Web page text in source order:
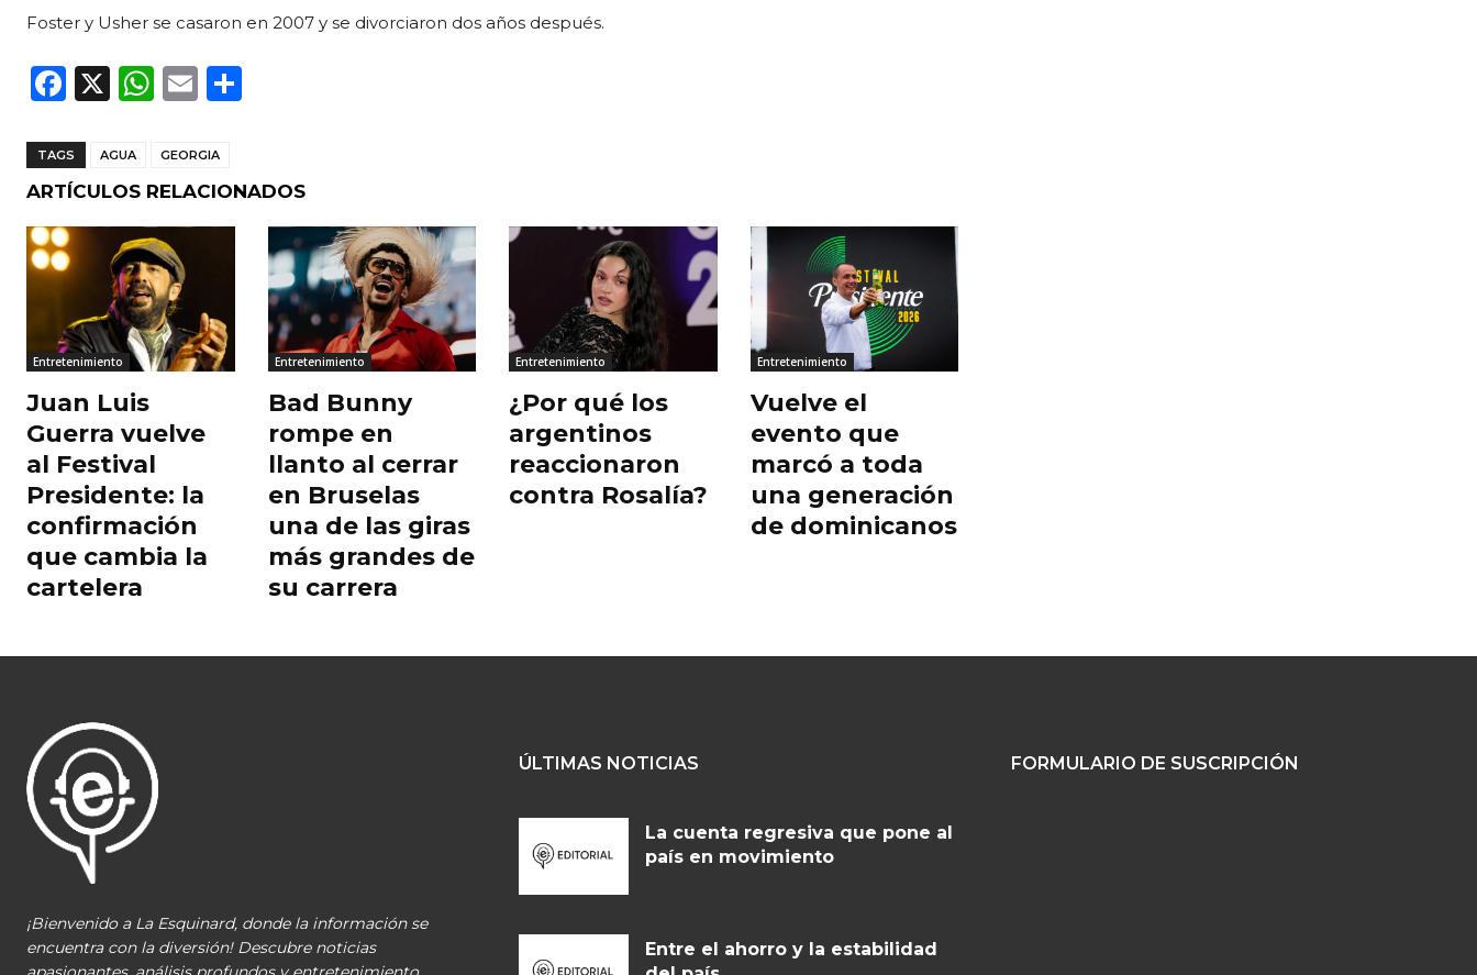
Foster y Usher se casaron en 2007 y se divorciaron dos años después.
F
c
e
b
o
o
k
X
W
a
ts
A
p
p
E
ai
l
p
ar
TAGS AGUA GEORGIA
ARTÍCULOS RELACIONADOS
Entretenimiento
Juan Luis
Guerra vuelve
al Festival
Presidente: la
confirmación
que cambia la
cartelera
Entretenimiento
Bad Bunny
rompe en
llanto al cerrar
en Bruselas
una de las giras
más grandes de
su carrera
Entretenimiento
¿Por qué los
argentinos
reaccionaron
contra Rosalía?
Entretenimiento
Vuelve el
evento que
marcó a toda
una generación
de dominicanos
¡Bienvenido a La Esquinard, donde la información se
encuentra con la diversión! Descubre noticias
ÚLTIMAS NOTICIAS
La cuenta regresiva que pone al
país en movimiento
Entre el ahorro y la estabilidad
FORMULARIO DE SUSCRIPCIÓN